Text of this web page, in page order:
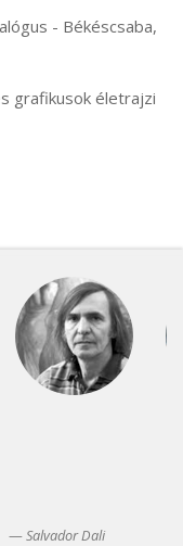
Salvador Dali